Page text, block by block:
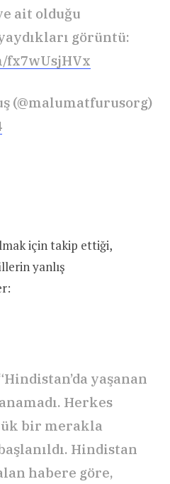
ait olduğu
görüntü:
fx7wUsjHVx
(@malumatfurusorg)
için takip ettiği,
yanlış
yaşanan
Herkes
bir merakla
Hindistan
habere göre,